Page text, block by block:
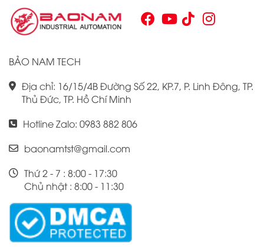
Chính vì vậy, việc nắm vững những thông tin cơ bản về PLC
Omron CJ1W là điều cần thiết cho bất kỳ ai muốn cải thiện
hiệu suất công việc của mình.
BẢO NAM TECH
Địa chỉ: 16/15/4B Đường Số 22, KP.7, P. Linh Đông, TP.
Thủ Đức, TP. Hồ Chí Minh
Hotline Zalo: 0983 882 806
baonamtst@gmail.com
Thứ 2 - 7 : 8:00 - 17:30
Chủ nhật : 8:00 - 11:30